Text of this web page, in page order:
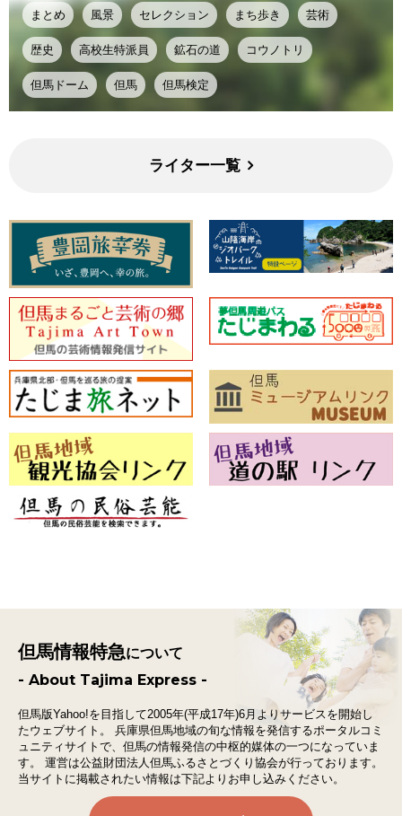
まとめ 風景 セレクション まち歩き 芸術
歴史 高校生特派員 鉱石の道 コウノトリ
但馬ドーム 但馬 但馬検定
ライター一覧
但馬情報特急について
- About Tajima Express -
但馬版Yahoo!を目指して2005年(平成17年)6月よりサービスを開始し
たウェブサイト。
兵庫県但馬地域の旬な情報を発信するポータルコミ
ュニティサイトで、 但馬の情報発信の中枢的媒体の一つになっていま
す。
運営は公益財団法人但馬ふるさとづくり協会が行っております。
当サイトに掲載されたい情報は下記よりお申し込みください。